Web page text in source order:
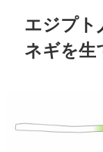
エジプト
ネギを生